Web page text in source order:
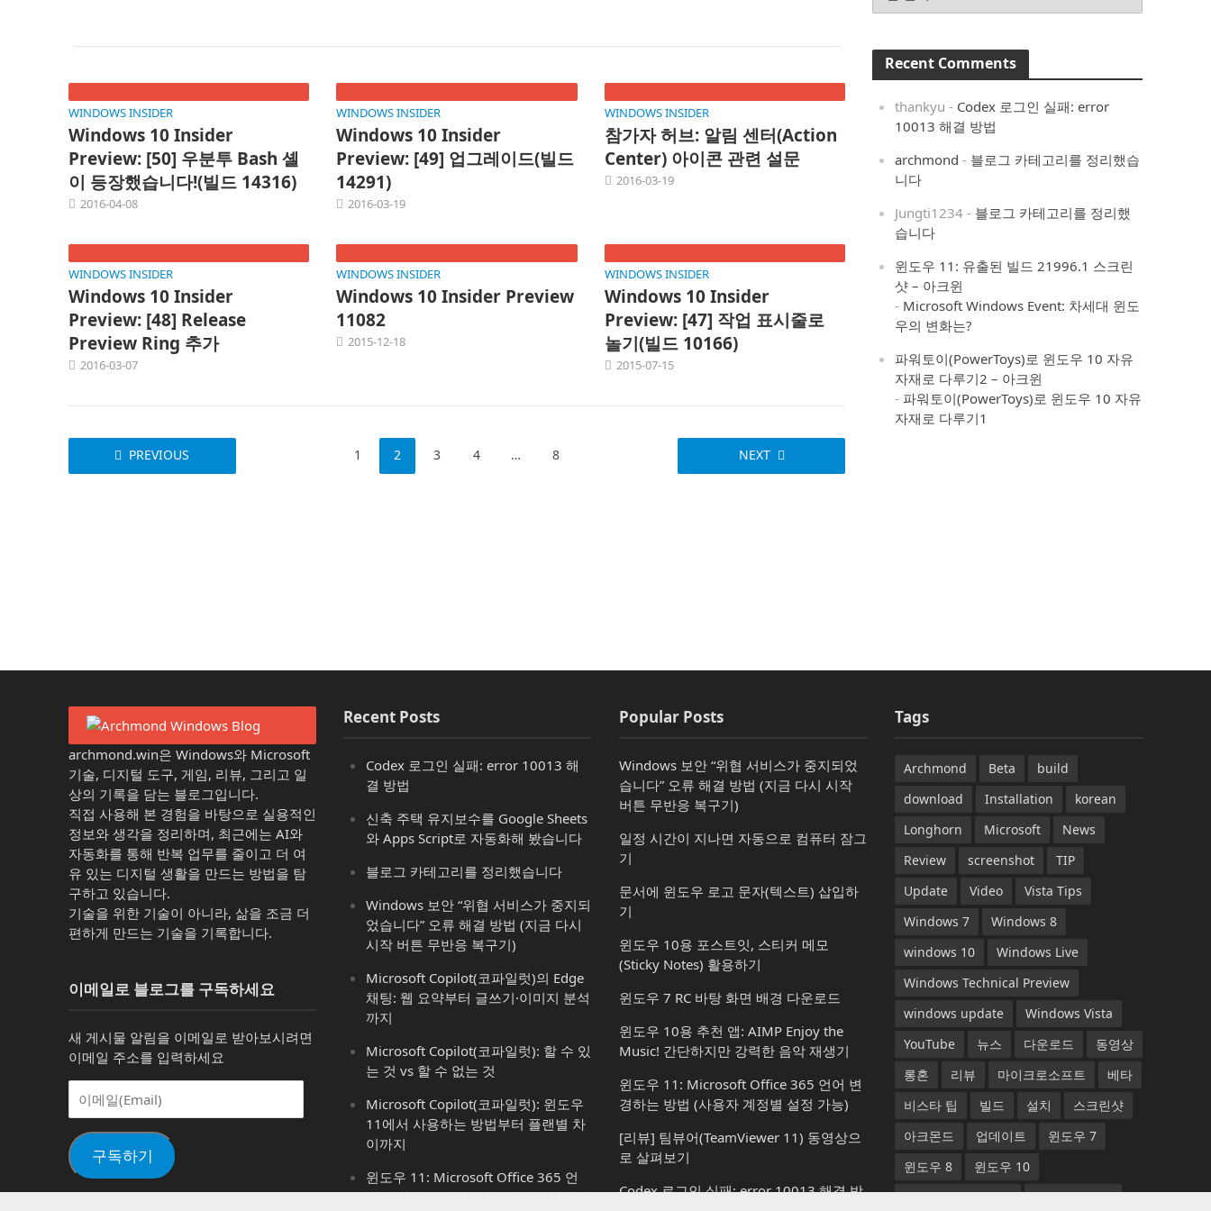
WINDOWS INSIDER
Windows 10 Insider
Preview: [50] 우분투 Bash 셸
이 등장했습니다!(빌드 14316)
2016-04-08
WINDOWS INSIDER
Windows 10 Insider
Preview: [49] 업그레이드(빌드
14291)
2016-03-19
WINDOWS INSIDER
참가자 허브: 알림 센터(Action
Center) 아이콘 관련 설문
2016-03-19
WINDOWS INSIDER
Windows 10 Insider
Preview: [48] Release
Preview Ring 추가
2016-03-07
WINDOWS INSIDER
Windows 10 Insider Preview
11082
2015-12-18
WINDOWS INSIDER
Windows 10 Insider
Preview: [47] 작업 표시줄로
놀기(빌드 10166)
2015-07-15
PREVIOUS 1 2 3 4 … 8 NEXT
Recent Comments
thankyu - Codex 로그인 실패: error
10013 해결 방법
archmond - 블로그 카테고리를 정리했습
니다
Jungti1234 - 블로그 카테고리를 정리했
습니다
윈도우 11: 유출된 빌드 21996.1 스크린
샷 – 아크윈
- Microsoft Windows Event: 차세대 윈도
우의 변화는?
파워토이(PowerToys)로 윈도우 10 자유
자재로 다루기2 – 아크윈
- 파워토이(PowerToys)로 윈도우 10 자유
자재로 다루기1
archmond.win은 Windows와 Microsoft
기술, 디지털 도구, 게임, 리뷰, 그리고 일
상의 기록을 담는 블로그입니다.
직접 사용해 본 경험을 바탕으로 실용적인
정보와 생각을 정리하며, 최근에는 AI와
자동화를 통해 반복 업무를 줄이고 더 여
유 있는 디지털 생활을 만드는 방법을 탐
구하고 있습니다.
기술을 위한 기술이 아니라, 삶을 조금 더
편하게 만드는 기술을 기록합니다.
이메일로 블로그를 구독하세요
새 게시물 알림을 이메일로 받아보시려면
이메일 주소를 입력하세요
메
(Email)구독하기
Recent Posts
Codex 로그인 실패: error 10013 해
결 방법
신축 주택 유지보수를 Google Sheets
와 Apps Script로 자동화해 봤습니다
블로그 카테고리를 정리했습니다
Windows 보안 “위협 서비스가 중지되
었습니다” 오류 해결 방법 (지금 다시
시작 버튼 무반응 복구기)
Microsoft Copilot(코파일럿)의 Edge
채팅: 웹 요약부터 글쓰기·이미지 분석
까지
Microsoft Copilot(코파일럿): 할 수 있
는 것 vs 할 수 없는 것
Microsoft Copilot(코파일럿): 윈도우
11에서 사용하는 방법부터 플랜별 차
이까지
윈도우 11: Microsoft Office 365 언
어 변경하는 방법 (사용자 계정별 설정
Popular Posts
Windows 보안 “위협 서비스가 중지되었
습니다” 오류 해결 방법 (지금 다시 시작
버튼 무반응 복구기)
일정 시간이 지나면 자동으로 컴퓨터 잠그
기
문서에 윈도우 로고 문자(텍스트) 삽입하
기
윈도우 10용 포스트잇, 스티커 메모
(Sticky Notes) 활용하기
윈도우 7 RC 바탕 화면 배경 다운로드
윈도우 10용 추천 앱: AIMP Enjoy the
Music! 간단하지만 강력한 음악 재생기
윈도우 11: Microsoft Office 365 언어 변
경하는 방법 (사용자 계정별 설정 가능)
[리뷰] 팀뷰어(TeamViewer 11) 동영상으
로 살펴보기
Codex 로그인 실패: error 10013 해결 방
Tags
Archmond Beta
build
download
Installation
korean
Longhorn
Microsoft
News
Review
screenshot
TIP
Update
Video
Vista Tips
Windows 7
Windows 8
windows 10
Windows Live
Windows Technical Preview
windows update
Windows Vista
YouTube
뉴스 다운로드
동영상
롱혼
리뷰 마이크로소프트
베타
비스타 팁
빌드 설치
스크린샷
아크몬드
업데이트
윈도우 7
윈도우 8
윈도우 10
윈도우 기술 프리뷰
윈도우 비스타